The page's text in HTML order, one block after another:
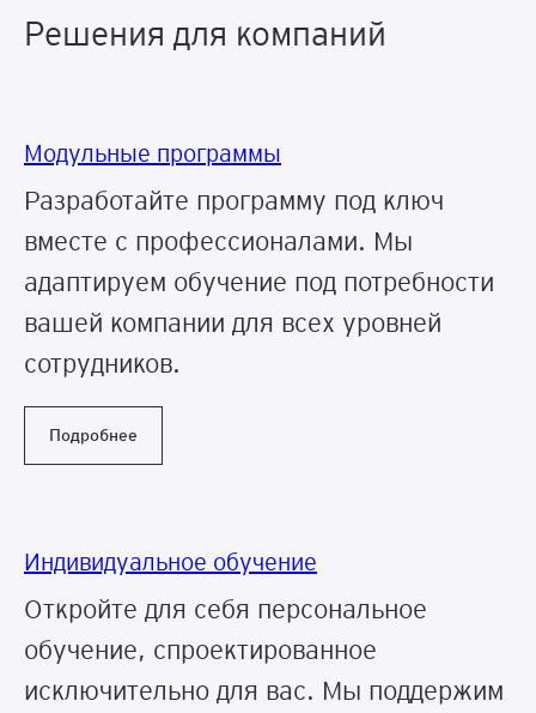
Решения для компаний
Модульные программы
Разработайте программу под ключ
вместе с профессионалами. Мы
адаптируем обучение под потребности
вашей компании для всех уровней
сотрудников.
Подробнее
Индивидуальное обучение
Откройте для себя персональное
обучение, спроектированное
исключительно для вас. Мы поддержим